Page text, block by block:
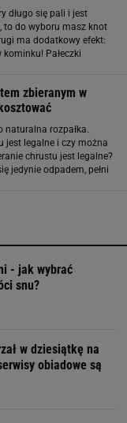
długo się pali i jest
to do wyboru masz knot
ma dodatkowy efekt:
Pałeczki
zbieranym w
naturalna rozpałka.
jest legalne i czy można
chrustu jest legalne?
jedynie odpadem, pełni
- jak wybrać
snu?
w dziesiątkę na
obiadowe są